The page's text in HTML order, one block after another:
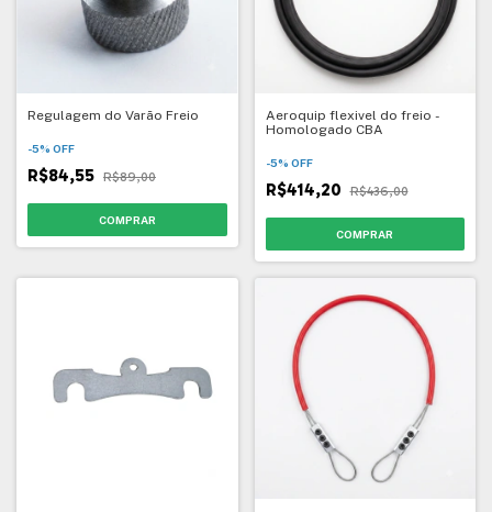
Regulagem do Varão Freio
-5% OFF
R$84,55 R$89,00
Aeroquip flexivel do freio -
Homologado CBA
-5% OFF
R$414,20 R$436,00
COMPRAR